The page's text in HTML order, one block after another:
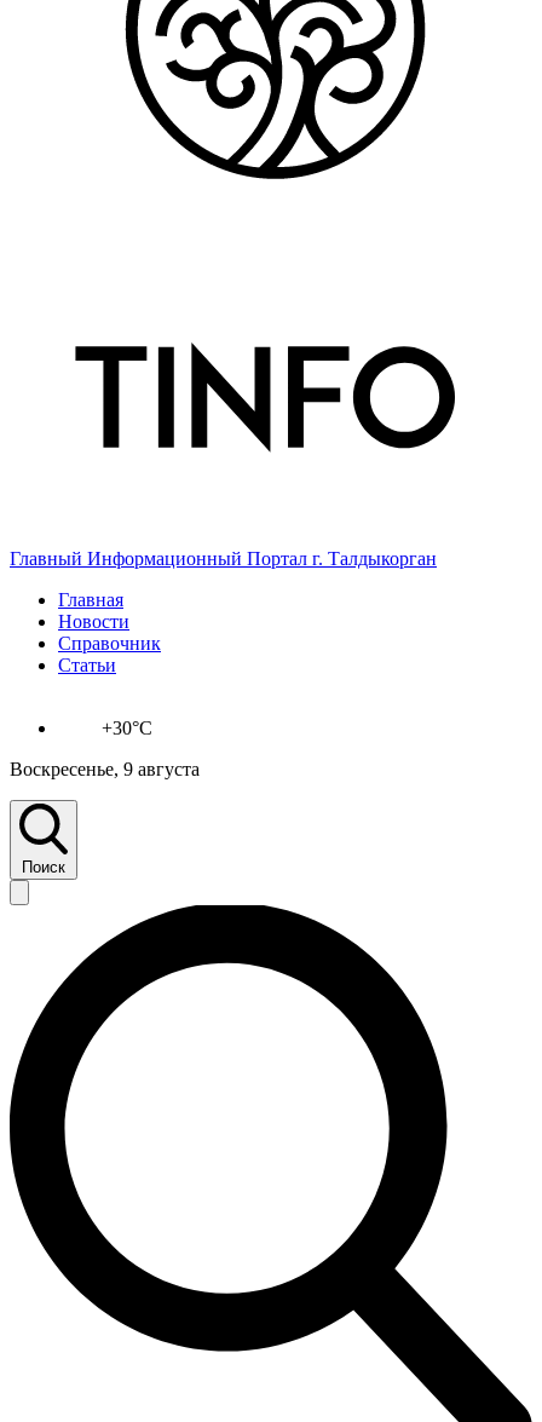
Главный Информационный Портал г. Талдыкорган
Главная
Новости
Справочник
Статьи
+30°C
Воскресенье, 9 августа
Поиск